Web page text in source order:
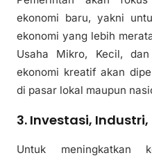
ekonomi baru, yakni
ekonomi yang lebih
Usaha Mikro, Kecil,
ekonomi kreatif akan
di pasar lokal maupun
3. Investasi,
Untuk meningkatkan